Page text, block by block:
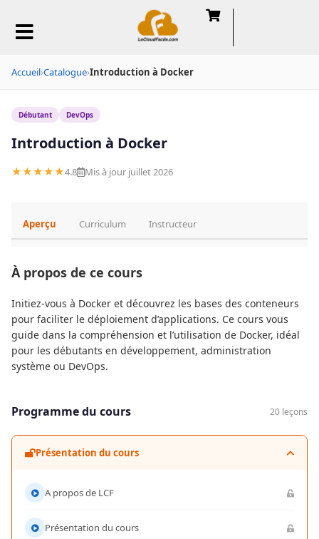
Accueil›Catalogue›Introduction à Docker
Débutant DevOps
Introduction à Docker
★★★★★4.8 Mis à jour juillet 2026
Aperçu Curriculum Instructeur
À propos de ce cours
Initiez-vous à Docker et découvrez les bases des conteneurs
pour faciliter le déploiement d’applications. Ce cours vous
guide dans la compréhension et l’utilisation de Docker, idéal
pour les débutants en développement, administration
système ou DevOps.
Programme du cours 20 leçons
Présentation du cours
A propos de LCF
Présentation du cours